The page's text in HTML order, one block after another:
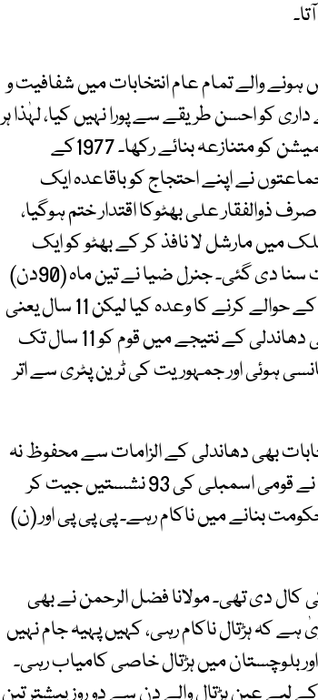
والے تمام عام انتخابات میں شفافیت و
کو احسن طریقے سے پورا نہیں کیا، لہٰذا ہر
الیکشن کے بعد دھاندلی کے الزامات نے الیکشن کمیشن کو متنازعہ بنائے رکھا۔ 1977کے
نے اپنے احتجاج کو باقاعدہ ایک
علی بھٹوکا اقتدار ختم ہوگیا،
مارشل لا نافذ کر کے بھٹو کو ایک
جھوٹے مقدمے میں عدالت عظمیٰ سے سزائے موت سنا دی گئی۔ جنرل ضیا نے تین ماہ (90دن)
میں عام انتخابات کروا کے اقتدار منتخب نمایندوں کے حوالے کرنے کا وعدہ کیا لیکن 11 سال یعنی
اپنی مدت تک وہ اقتدار کے مالک بنے رہے۔ انتخابی دھاندلی کے نتیجے میں قوم کو 11 سال تک
ہوئی اور جمہوریت کی ٹرین پٹری سے اتر
والے عام انتخابات بھی دھاندلی کے الزامات سے محفوظ نہ
رہ سکے۔ پی ٹی آئی کے حمایت یافتہ آزاد امیدواروں نے قومی اسمبلی کی 93 نشستیں جیت کر
بنانے میں ناکام رہے۔ پی پی پی اور (ن)
کال دی تھی۔ مولانا فضل الرحمن نے بھی
کہ ہڑتال ناکام رہی، کہیں پہیہ جام نہیں
بلوچستان میں ہڑتال خاصی کامیاب رہی۔